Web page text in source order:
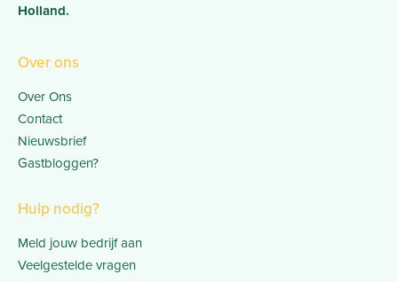
Holland.
Over ons
Over Ons
Contact
Nieuwsbrief
Gastbloggen?
Hulp nodig?
Meld jouw bedrijf aan
Veelgestelde vragen